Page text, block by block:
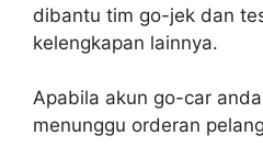
dibantu tim go-jek dan
kelengkapan lainnya.
Apabila akun go-car
menunggu orderan